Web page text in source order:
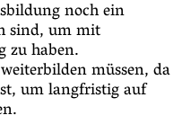
noch ein
sind, um mit
zu haben.
müssen, da
um langfristig auf